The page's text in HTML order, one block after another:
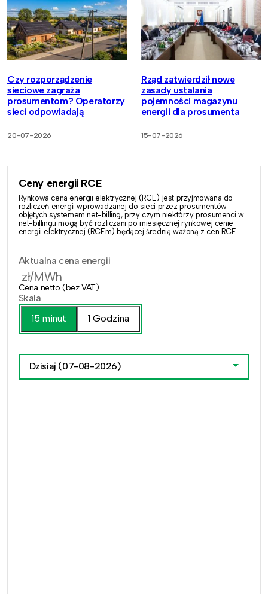
Czy rozporządzenie
sieciowe zagraża
prosumentom? Operatorzy
sieci odpowiadają
20-07-2026
Rząd zatwierdził nowe
zasady ustalania
pojemności magazynu
energii dla prosumenta
15-07-2026
Ceny energii RCE
Rynkowa cena energii elektrycznej (RCE) jest przyjmowana do
rozliczeń energii wprowadzanej do sieci przez prosumentów
objętych systemem net-billing, przy czym niektórzy prosumenci w
net-billingu mogą być rozliczani po miesięcznej rynkowej cenie
energii elektrycznej (RCEm) będącej średnią ważoną z cen RCE.
Aktualna cena energii
zł/MWh
Cena netto (bez VAT)
Skala
15 minut
1 Godzina
Dzisiaj (07-08-2026)